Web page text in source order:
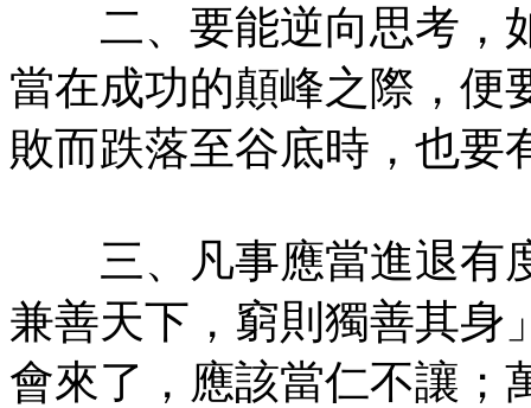
二、要能逆向思考，
當在成功的顛峰之際，便
敗而跌落至谷底時，也要
三、凡事應當進退有
兼善天下，窮則獨善其身
會來了，應該當仁不讓；